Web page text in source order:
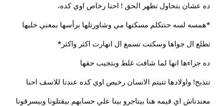
ده عشان بتحاول تظهر الحق ! احنا رخاص اوي كده،
*همسه لسه حتتكلم مسكتها مي وشاورتلها برأسها بمعني خليها
تطلع ال جواها وسكتت تسمع ال انهارت اكثر واكثر*
ده جزاءها انها لما شافت غلط وبتجيب حقها
تتذبح! واولادها تتيتم الانسان رخيص اوي كده عندنا للاسف احنا
معندناش اي قيمه هنا بيتاجرو بينا علي حسابهم بيقتلونا وبيسرقونا